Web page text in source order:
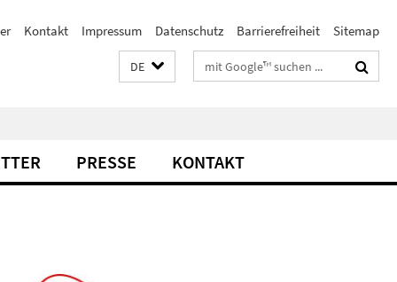
Kontakt Impressum Datenschutz Barrierefreiheit Sitemap
DE Suchbegriffe
PRESSE KONTAKT